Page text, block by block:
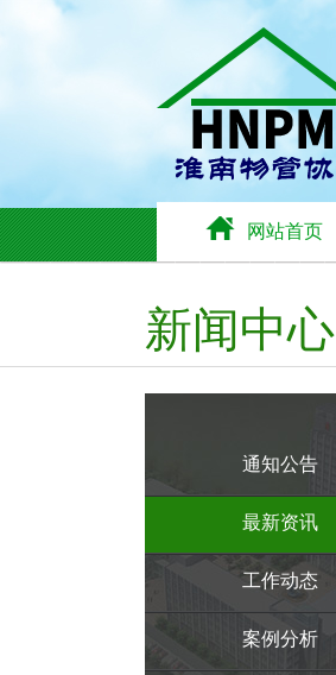
网站首页
新闻中心
通知公告
最新资讯
工作动态
案例分析